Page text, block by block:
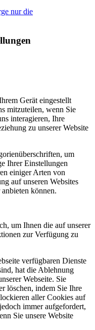
nur die
Gerät eingestellt
mitzuteilen, wenn Sie
interagieren, Ihre
zu unserer Website
um
Ihrer Einstellungen
einiger Arten von
auf unseren Websites
können.
um Ihnen die auf unserer
zur Verfügung zu
verfügbaren Dienste
hat die Ablehnung
Webseite. Sie
löschen, indem Sie Ihre
aller Cookies auf
immer aufgefordert,
Sie unsere Website